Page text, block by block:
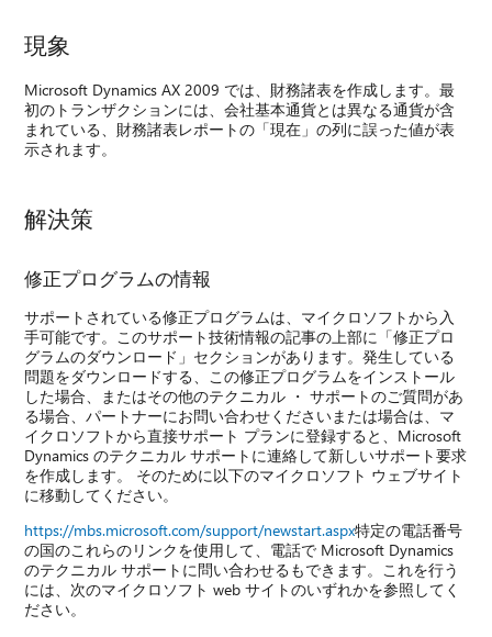
現象
Microsoft Dynamics AX 2009 では、財務諸表を作成します。最
初のトランザクションには、会社基本通貨とは異なる通貨が含
まれている、財務諸表レポートの「現在」の列に誤った値が表
示されます。
解決策
修正プログラムの情報
サポートされている修正プログラムは、マイクロソフトから入
手可能です。このサポート技術情報の記事の上部に「修正プロ
グラムのダウンロード」セクションがあります。発生している
問題をダウンロードする、この修正プログラムをインストール
した場合、またはその他のテクニカル ・ サポートのご質問があ
る場合、パートナーにお問い合わせくださいまたは場合は、マ
イクロソフトから直接サポート プランに登録すると、Microsoft
Dynamics のテクニカル サポートに連絡して新しいサポート要求
を作成します。 そのために以下のマイクロソフト ウェブサイト
に移動してください。
https://mbs.microsoft.com/support/newstart.aspx特定の電話番号
の国のこれらのリンクを使用して、電話で Microsoft Dynamics
のテクニカル サポートに問い合わせるもできます。これを行う
には、次のマイクロソフト web サイトのいずれかを参照してく
ださい。